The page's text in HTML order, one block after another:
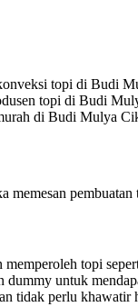
topi di Budi
topi di Budi
di Budi Mulya
topi
dummy untuk
tidak perlu